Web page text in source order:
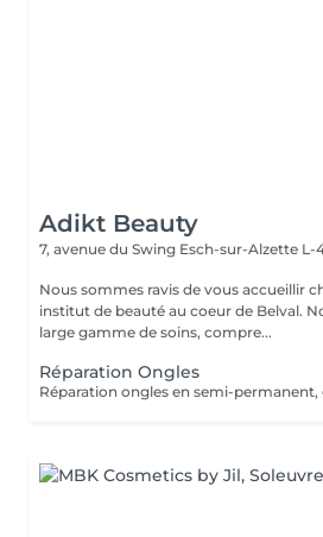
Adikt Beauty
7, avenue du Swing Esch-sur-Alzette L-
Nous sommes ravis de vous accueillir
institut de beauté au coeur de Belval. Nous proposons une
large gamme de soins, compre...
Réparation Ongles